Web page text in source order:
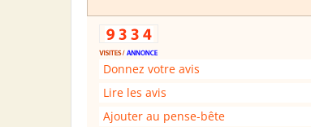
Donnez votre avis
Lire les avis
Ajouter au pense-bête